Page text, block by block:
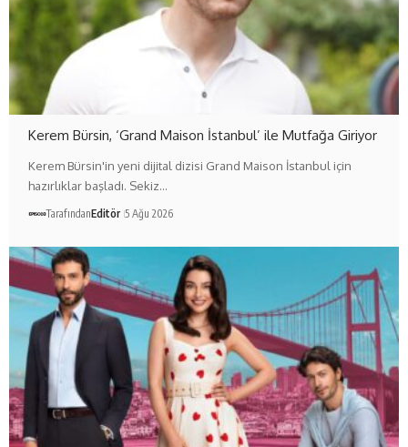
Kerem Bürsin, ‘Grand Maison İstanbul’ ile Mutfağa Giriyor
Kerem Bürsin'in yeni dijital dizisi Grand Maison İstanbul için
hazırlıklar başladı. Sekiz…
TarafındanEditör 5 Ağu 2026